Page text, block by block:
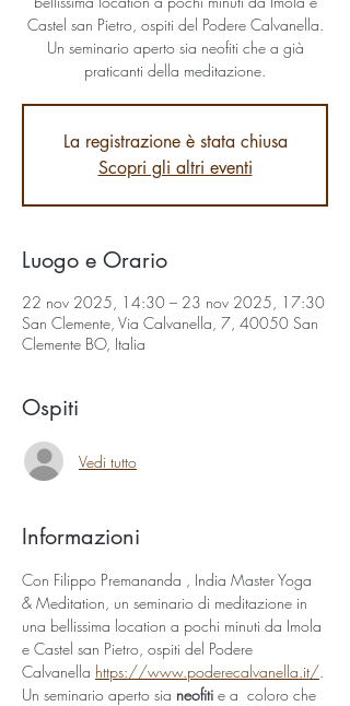
Castel san Pietro, ospiti del Podere Calvanella.
Un seminario aperto sia neofiti che a già
praticanti della meditazione.
La registrazione è stata chiusa
Scopri gli altri eventi
Luogo e Orario
22 nov 2025, 14:30 – 23 nov 2025, 17:30
San Clemente, Via Calvanella, 7, 40050 San
Clemente BO, Italia
Ospiti
Vedi tutto
Informazioni
Con Filippo Premananda , India Master Yoga
& Meditation, un seminario di meditazione in
una bellissima location a pochi minuti da Imola
e Castel san Pietro, ospiti del Podere
Calvanella https://www.poderecalvanella.it/.
Un seminario aperto sia neofiti e a  coloro che